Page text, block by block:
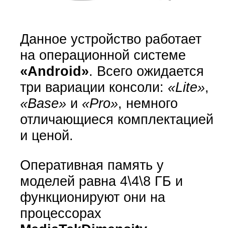
Данное устройство работает
на операционной системе
«Android». Всего ожидается
три вариации консоли: «Lite»,
«Base» и «Pro», немного
отличающиеся комплектацией
и ценой.
Оперативная память у
моделей равна 4\4\8 ГБ и
функционируют они на
процессорах